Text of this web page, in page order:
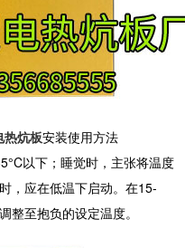
热炕板安装使用方法
以下；睡觉时，主张将温度
，应在低温下启动。在15-
整至抱负的设定温度。